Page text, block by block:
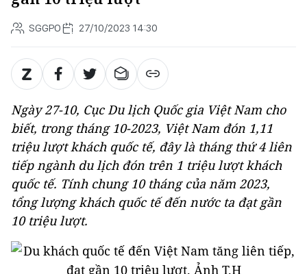
SGGPO 27/10/2023 14:30
Ngày 27-10, Cục Du lịch Quốc gia Việt Nam cho
biết, trong tháng 10-2023, Việt Nam đón 1,11
triệu lượt khách quốc tế, đây là tháng thứ 4 liên
tiếp ngành du lịch đón trên 1 triệu lượt khách
quốc tế. Tính chung 10 tháng của năm 2023,
tổng lượng khách quốc tế đến nước ta đạt gần
10 triệu lượt.